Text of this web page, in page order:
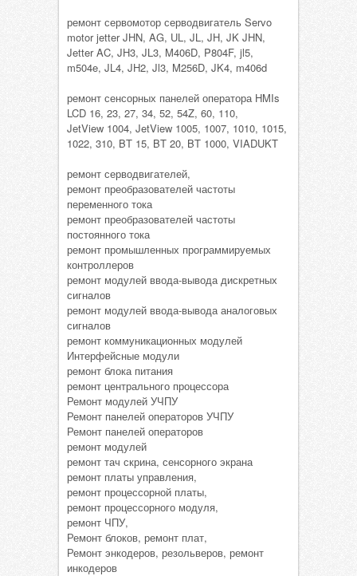
ремонт сервомотор серводвигатель Servo
motor jetter JHN, AG, UL, JL, JH, JK JHN,
Jetter AC, JH3, JL3, M406D, P804F, jl5,
m504e, JL4, JH2, Jl3, M256D, JK4, m406d
ремонт сенсорных панелей оператора HMIs
LCD 16, 23, 27, 34, 52, 54Z, 60, 110,
JetView 1004, JetView 1005, 1007, 1010, 1015,
1022, 310, BT 15, BT 20, BT 1000, VIADUKT
ремонт серводвигателей,
ремонт преобразователей частоты
переменного тока
ремонт преобразователей частоты
постоянного тока
ремонт промышленных программируемых
контроллеров
ремонт модулей ввода-вывода дискретных
сигналов
ремонт модулей ввода-вывода аналоговых
сигналов
ремонт коммуникационных модулей
Интерфейсные модули
ремонт блока питания
ремонт центрального процессора
Ремонт модулей УЧПУ
Ремонт панелей операторов УЧПУ
Ремонт панелей операторов
ремонт модулей
ремонт тач скрина, сенсорного экрана
ремонт платы управления,
ремонт процессорной платы,
ремонт процессорного модуля,
ремонт ЧПУ,
Ремонт блоков, ремонт плат,
Ремонт энкодеров, резольверов, ремонт
инкодеров